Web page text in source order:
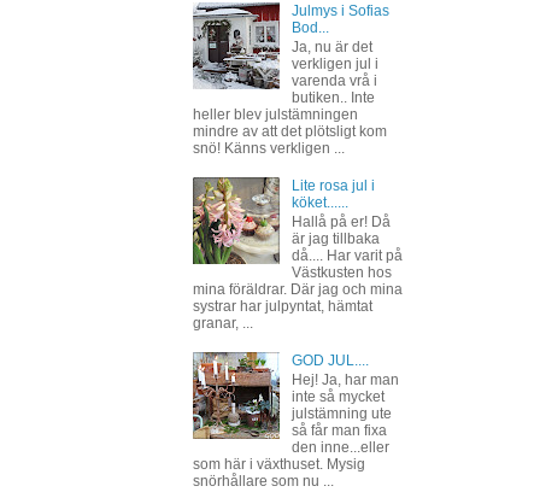
Julmys i Sofias
Bod...
Ja, nu är det
verkligen jul i
varenda vrå i
butiken.. Inte
heller blev julstämningen
mindre av att det plötsligt kom
snö! Känns verkligen ...
Lite rosa jul i
köket......
Hallå på er! Då
är jag tillbaka
då.... Har varit på
Västkusten hos
mina föräldrar. Där jag och mina
systrar har julpyntat, hämtat
granar, ...
GOD JUL....
Hej! Ja, har man
inte så mycket
julstämning ute
så får man fixa
den inne...eller
som här i växthuset. Mysig
snörhållare som nu ...